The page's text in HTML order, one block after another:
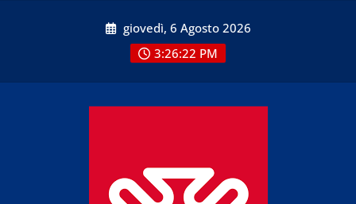
giovedì, 6 Agosto 2026
3:26:23 PM